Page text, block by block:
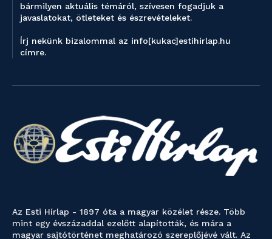
bármilyen aktuális témáról, szívesen fogadjuk a
javaslatokat, ötleteket és észrevételeket.
Írj nekünk bizalommal az info[kukac]estihirlap.hu
címre.
Az Esti Hírlap - 1897 óta a magyar közélet része. Több
mint egy évszázaddal ezelőtt alapították, és mára a
magyar sajtótörténet meghatározó szereplőjévé vált. Az